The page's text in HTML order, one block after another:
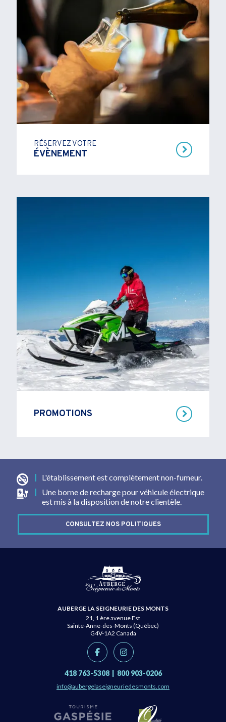
RÉSERVEZ VOTRE
ÉVÈNEMENT
PROMOTIONS
L'établissement est complètement non-fumeur.
Une borne de recharge pour véhicule électrique
est mis à la disposition de notre clientèle.
CONSULTEZ NOS POLITIQUES
AUBERGE LA SEIGNEURIE DES MONTS
21, 1 ère avenue Est
Sainte-Anne-des-Monts (Québec)
G4V-1A2 Canada
418 763-5308 800 903-0206
info@aubergelaseigneuriedesmonts.com